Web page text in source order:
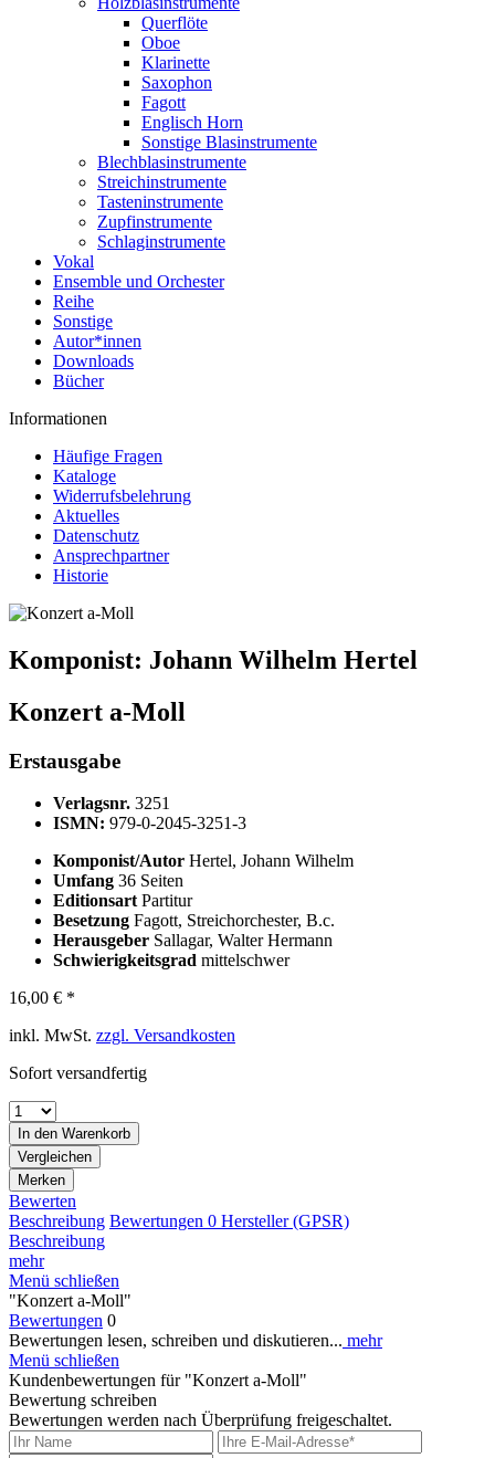
Querflöte
Oboe
Klarinette
Saxophon
Fagott
Englisch Horn
Sonstige Blasinstrumente
Blechblasinstrumente
Streichinstrumente
Tasteninstrumente
Zupfinstrumente
Schlaginstrumente
Vokal
Ensemble und Orchester
Reihe
Sonstige
Autor*innen
Downloads
Bücher
Informationen
Häufige Fragen
Kataloge
Widerrufsbelehrung
Aktuelles
Datenschutz
Ansprechpartner
Historie
Komponist: Johann Wilhelm Hertel
Konzert a-Moll
Erstausgabe
Verlagsnr. 3251
ISMN: 979-0-2045-3251-3
Komponist/Autor Hertel, Johann Wilhelm
Umfang 36 Seiten
EditionsartPartitur
Besetzung Fagott, Streichorchester, B.c.
Herausgeber Sallagar, Walter Hermann
Schwierigkeitsgrad mittelschwer
16,00 € *
inkl. MwSt. zzgl. Versandkosten
Sofort versandfertig
In den Warenkorb
Vergleichen
Merken
Bewerten
Beschreibung Bewertungen 0 Hersteller (GPSR)
Beschreibung
mehr
Menü schließen
"Konzert a-Moll"
Bewertungen 0
Bewertungen lesen, schreiben und diskutieren... mehr
Menü schließen
Kundenbewertungen für "Konzert a-Moll"
Bewertung schreiben
Bewertungen werden nach Überprüfung freigeschaltet.